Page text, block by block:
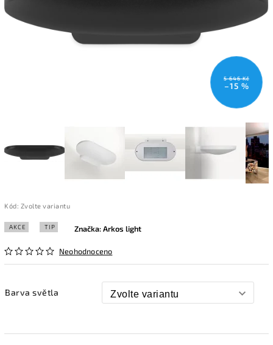
5 646 Kč
–15 %
Kód: Zvolte variantu
AKCE TIP
Neohodnoceno
Značka:Arkos light
Barva světla